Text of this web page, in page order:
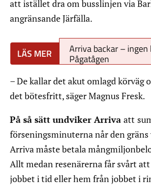
att istället dra om busslinjen via
angränsande Järfälla.
Arriva backar –
Pågatågen
– De kallar det akut omlagd körväg
det bötesfritt, säger Magnus Fresk.
På så sätt undviker Arriva att
förseningsminuterna når den
Arriva måste betala
Allt medan resenärerna får svårt
jobbet i tid eller hem från jobbet i